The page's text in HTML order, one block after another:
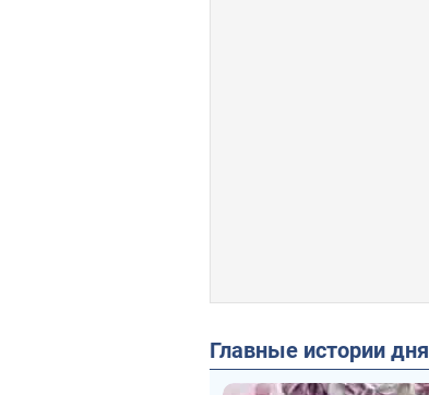
Главные истории дня